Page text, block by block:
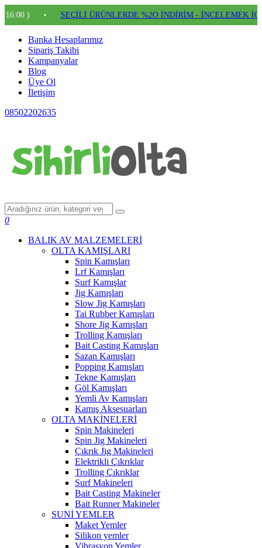
) • SEÇİLİ ÜRÜNLERDE %2O İNDİRİM - İNCELEMEK İÇİN
Banka Hesaplarımız
Sipariş Takibi
Kampanyalar
Blog
Üye Ol
İletişim
08502202635
0
BALIK AV MALZEMELERİ
OLTA KAMIŞLARI
Spin Kamışları
Lrf Kamışları
Surf Kamışlar
Jig Kamışları
Slow Jig Kamışları
Tai Rubber Kamışları
Shore Jig Kamışları
Trolling Kamışları
Bait Casting Kamışları
Sazan Kamışları
Popping Kamışları
Tekne Kamışları
Göl Kamışları
Yemli Av Kamışları
Kamış Aksesuarları
OLTA MAKİNELERİ
Spin Makineleri
Spin Jig Makineleri
Çıkrık Jig Makineleri
Elektrikli Çıkrıklar
Trolling Çıkrıklar
Surf Makineleri
Bait Casting Makineler
Bait Runner Makineler
SUNİ YEMLER
Maket Yemler
Silikon yemler
Vibrasyon Yemler